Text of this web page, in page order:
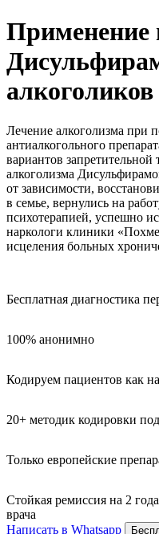
Применение
алкоголиков
Лечение алкоголизма при
антиалкогольного
вариантов
алкоголизма
от зависимости,
в семье, вернулись на
психотерапией, успешно
наркологи клиники
исцеления больных
Бесплатная диагностика
100% анонимно
Кодируем пациентов как
20+ методик кодировки
Только европейские
Стойкая ремиссия на 2
врача
Написать в Whatsapp